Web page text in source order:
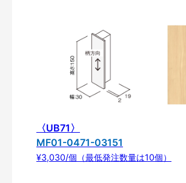
〈UB71〉
MF01-0471-03151
¥3,030/個（最低発注数量は10個）